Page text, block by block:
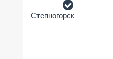
Степногорск